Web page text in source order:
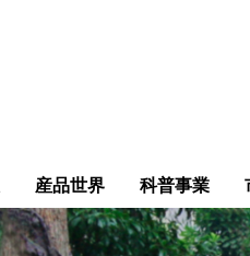
産品世界 科普事業